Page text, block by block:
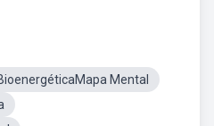
Mental